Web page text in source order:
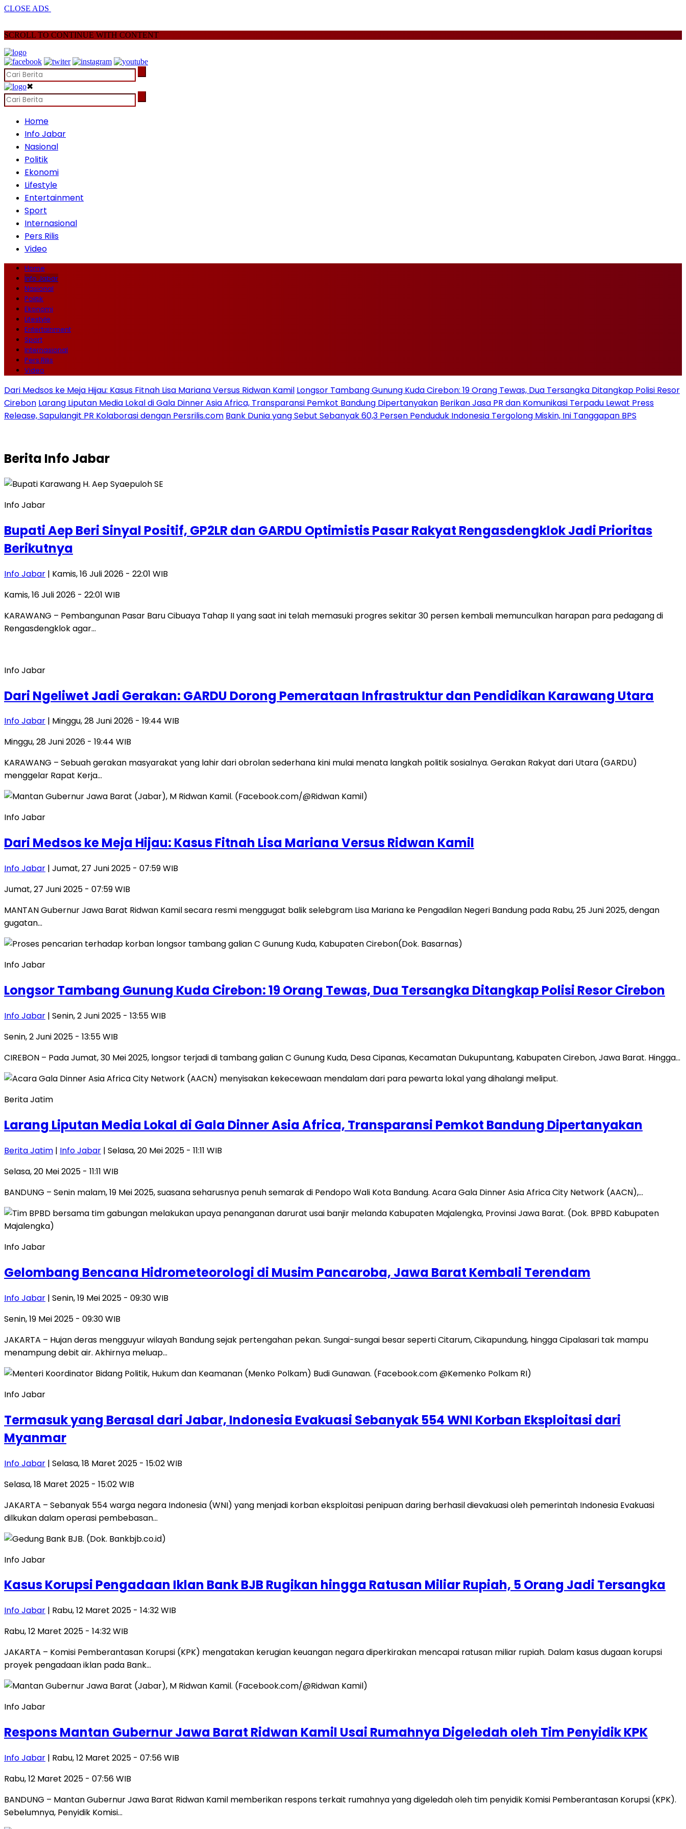
CLOSE ADS
SCROLL TO CONTINUE WITH CONTENT
✖
Home
Info Jabar
Nasional
Politik
Ekonomi
Lifestyle
Entertainment
Sport
Internasional
Pers Rilis
Video
Home
Info Jabar
Nasional
Politik
Ekonomi
Lifestyle
Entertainment
Sport
Internasional
Pers Rilis
Video
Dari Medsos ke Meja Hijau: Kasus Fitnah Lisa Mariana Versus Ridwan Kamil Longsor Tambang Gunung Kuda Cirebon: 19 Orang Tewas, Dua Tersangka Ditangkap Polisi Resor
Cirebon Larang Liputan Media Lokal di Gala Dinner Asia Africa, Transparansi Pemkot Bandung Dipertanyakan Berikan Jasa PR dan Komunikasi Terpadu Lewat Press
Release, Sapulangit PR Kolaborasi dengan Persrilis.com Bank Dunia yang Sebut Sebanyak 60,3 Persen Penduduk Indonesia Tergolong Miskin, Ini Tanggapan BPS
Berita Info Jabar
Info Jabar
Bupati Aep Beri Sinyal Positif, GP2LR dan GARDU Optimistis Pasar Rakyat Rengasdengklok Jadi Prioritas
Berikutnya
Info Jabar | Kamis, 16 Juli 2026 - 22:01 WIB
Kamis, 16 Juli 2026 - 22:01 WIB
KARAWANG – Pembangunan Pasar Baru Cibuaya Tahap II yang saat ini telah memasuki progres sekitar 30 persen kembali memunculkan harapan para pedagang di
Rengasdengklok agar…
Info Jabar
Dari Ngeliwet Jadi Gerakan: GARDU Dorong Pemerataan Infrastruktur dan Pendidikan Karawang Utara
Info Jabar | Minggu, 28 Juni 2026 - 19:44 WIB
Minggu, 28 Juni 2026 - 19:44 WIB
KARAWANG – Sebuah gerakan masyarakat yang lahir dari obrolan sederhana kini mulai menata langkah politik sosialnya. Gerakan Rakyat dari Utara (GARDU)
menggelar Rapat Kerja…
Info Jabar
Dari Medsos ke Meja Hijau: Kasus Fitnah Lisa Mariana Versus Ridwan Kamil
Info Jabar | Jumat, 27 Juni 2025 - 07:59 WIB
Jumat, 27 Juni 2025 - 07:59 WIB
MANTAN Gubernur Jawa Barat Ridwan Kamil secara resmi menggugat balik selebgram Lisa Mariana ke Pengadilan Negeri Bandung pada Rabu, 25 Juni 2025, dengan
gugatan…
Info Jabar
Longsor Tambang Gunung Kuda Cirebon: 19 Orang Tewas, Dua Tersangka Ditangkap Polisi Resor Cirebon
Info Jabar | Senin, 2 Juni 2025 - 13:55 WIB
Senin, 2 Juni 2025 - 13:55 WIB
CIREBON – Pada Jumat, 30 Mei 2025, longsor terjadi di tambang galian C Gunung Kuda, Desa Cipanas, Kecamatan Dukupuntang, Kabupaten Cirebon, Jawa Barat. Hingga…
Berita Jatim
Larang Liputan Media Lokal di Gala Dinner Asia Africa, Transparansi Pemkot Bandung Dipertanyakan
Berita Jatim | Info Jabar | Selasa, 20 Mei 2025 - 11:11 WIB
Selasa, 20 Mei 2025 - 11:11 WIB
BANDUNG – Senin malam, 19 Mei 2025, suasana seharusnya penuh semarak di Pendopo Wali Kota Bandung. Acara Gala Dinner Asia Africa City Network (AACN),…
Info Jabar
Gelombang Bencana Hidrometeorologi di Musim Pancaroba, Jawa Barat Kembali Terendam
Info Jabar | Senin, 19 Mei 2025 - 09:30 WIB
Senin, 19 Mei 2025 - 09:30 WIB
JAKARTA – Hujan deras mengguyur wilayah Bandung sejak pertengahan pekan. Sungai-sungai besar seperti Citarum, Cikapundung, hingga Cipalasari tak mampu
menampung debit air. Akhirnya meluap…
Info Jabar
Termasuk yang Berasal dari Jabar, Indonesia Evakuasi Sebanyak 554 WNI Korban Eksploitasi dari
Myanmar
Info Jabar | Selasa, 18 Maret 2025 - 15:02 WIB
Selasa, 18 Maret 2025 - 15:02 WIB
JAKARTA – Sebanyak 554 warga negara Indonesia (WNI) yang menjadi korban eksploitasi penipuan daring berhasil dievakuasi oleh pemerintah Indonesia Evakuasi
dilkukan dalam operasi pembebasan…
Info Jabar
Kasus Korupsi Pengadaan Iklan Bank BJB Rugikan hingga Ratusan Miliar Rupiah, 5 Orang Jadi Tersangka
Info Jabar | Rabu, 12 Maret 2025 - 14:32 WIB
Rabu, 12 Maret 2025 - 14:32 WIB
JAKARTA – Komisi Pemberantasan Korupsi (KPK) mengatakan kerugian keuangan negara diperkirakan mencapai ratusan miliar rupiah. Dalam kasus dugaan korupsi
proyek pengadaan iklan pada Bank…
Info Jabar
Respons Mantan Gubernur Jawa Barat Ridwan Kamil Usai Rumahnya Digeledah oleh Tim Penyidik KPK
Info Jabar | Rabu, 12 Maret 2025 - 07:56 WIB
Rabu, 12 Maret 2025 - 07:56 WIB
BANDUNG – Mantan Gubernur Jawa Barat Ridwan Kamil memberikan respons terkait rumahnya yang digeledah oleh tim penyidik Komisi Pemberantasan Korupsi (KPK).
Sebelumnya, Penyidik Komisi…